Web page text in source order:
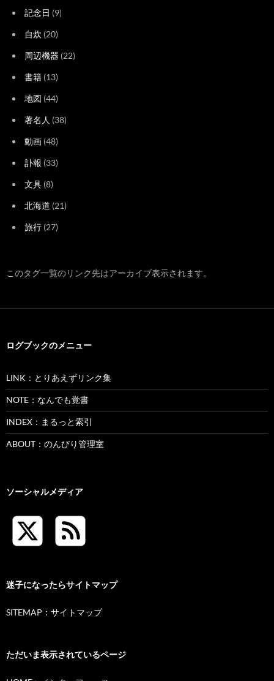
記念日 (9)
自炊 (20)
周辺機器 (22)
書籍 (13)
地図 (44)
著名人 (38)
動画 (48)
訃報 (33)
文具 (8)
北海道 (21)
旅行 (27)
このタグ一覧のリンク先はアーカイブ表示されます。
ログブックのメニュー
LINK：とりあえずリンク集
NOTE：なんでも覚書
INDEX：まるっと索引
ABOUT：のんびり管理室
ソーシャルメディア
迷子になったらサイトマップ
SITEMAP：サイトマップ
ただいま表示されているページ